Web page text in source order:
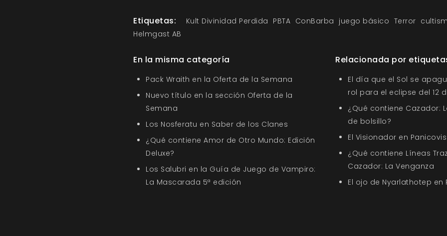
Etiquetas: Kult Divinidad Perdida PBTA ConBarba juego básico Terror
Helmgast AB
En la misma categoría
Pack Wraith en la Oferta de la Semana
Nuevo título en la sección Oferta de la
Semana
Los Nosferatu en Saber de los Clanes
¿Qué contiene Amor de Otro Mundo: Edición
Deluxe?
Los Salubri en la Guía de Juego de Vampiro:
La Mascarada 5ª edición
Relacionada por
El día que el Sol se
rol para el eclipse del 12
¿Qué contiene Cazador:
de bolsillo?
El Visionador en
¿Qué contiene Líneas
Cazador: La Venganza
El ojo de Nyarlathotep en